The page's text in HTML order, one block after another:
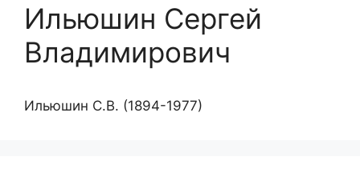
Ильюшин Сергей
Владимирович
Ильюшин С.В. (1894-1977)